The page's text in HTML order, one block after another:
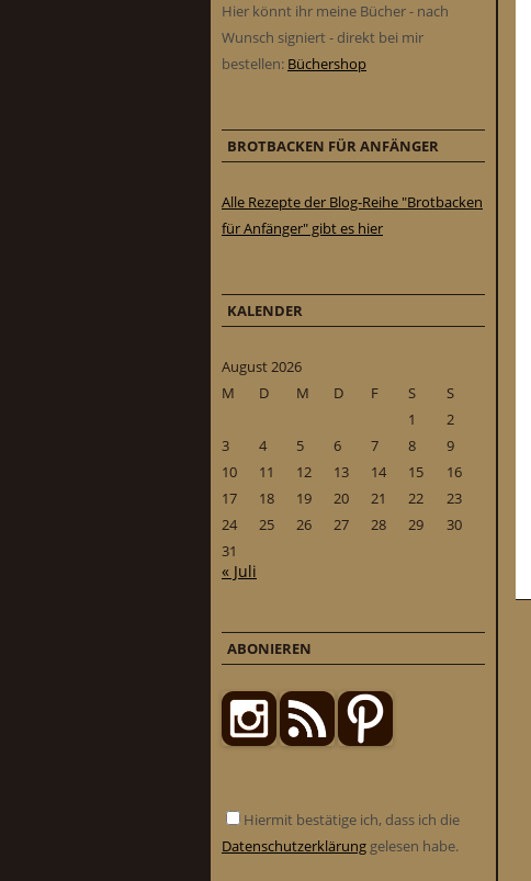
Hier könnt ihr meine Bücher - nach
Wunsch signiert - direkt bei mir
bestellen: Büchershop
BROTBACKEN FÜR ANFÄNGER
Alle Rezepte der Blog-Reihe "Brotbacken
für Anfänger" gibt es hier
KALENDER
August 2026
M
D M D F S
S
1
2
3
4 5 6 7 8
9
10
11 12 13 14 15
16
17
18 19 20 21 22
23
24
25 26 27 28 29
30
31
« Juli
ABONIEREN
Hiermit bestätige ich, dass ich die
Datenschutzerklärung gelesen habe.